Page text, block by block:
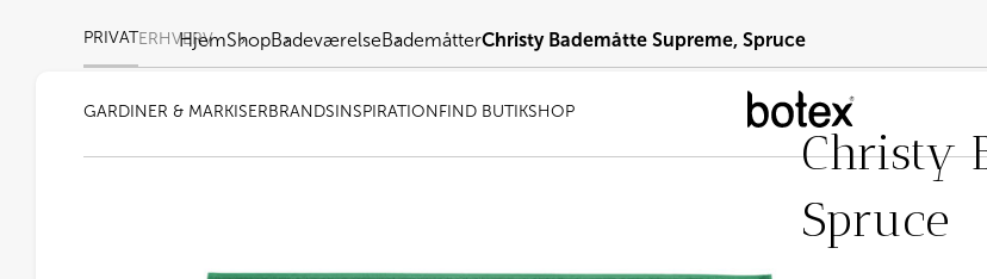
PRIVATERHVERV
GARDINER & MARKISER BRANDS INSPIRATION FIND BUTIKSHOP
HjemShopBadeværelseBademåtterChristy Bademåtte Supreme, Spruce
Christy
Spruce